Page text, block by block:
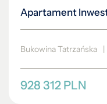
Apartament
Bukowina Tatrzańska |
928 312 PLN